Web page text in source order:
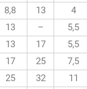
8,8 13 4
13 – 5,5
13 17 5,5
17 25 7,5
25 32 11